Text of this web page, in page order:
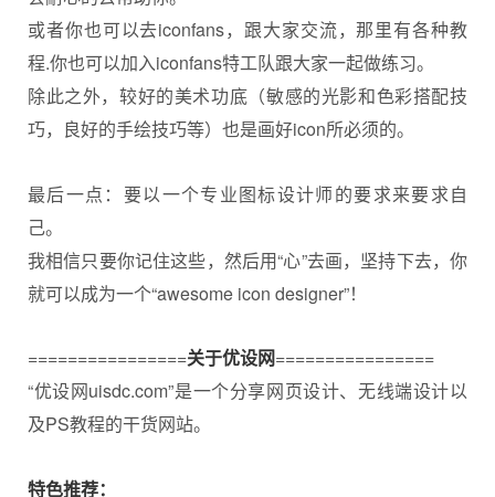
或者你也可以去iconfans，跟大家交流，那里有各种教
程.你也可以加入iconfans特工队跟大家一起做练习。
除此之外，较好的美术功底（敏感的光影和色彩搭配技
巧，良好的手绘技巧等）也是画好icon所必须的。
最后一点：要以一个专业图标设计师的要求来要求自
己。
我相信只要你记住这些，然后用“心”去画，坚持下去，你
就可以成为一个“awesome icon designer”！
================关于优设网================
“优设网uisdc.com”是一个分享网页设计、无线端设计以
及PS教程的干货网站。
特色推荐：